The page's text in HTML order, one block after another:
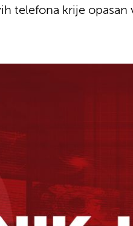
telefona krije opasan